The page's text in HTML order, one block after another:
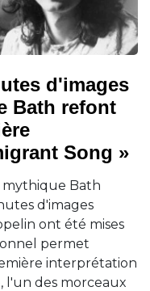
d'images
Bath refont
Song »
mythique Bath
d'images
ont été mises
permet
interprétation
l'un des morceaux